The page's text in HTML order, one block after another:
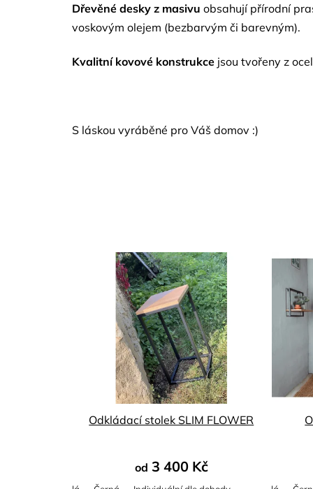
Dřevěné desky z masivu obsahují přírodní
voskovým olejem (bezbarvým či barevným).
Kvalitní kovové konstrukce jsou tvořeny z
S láskou vyráběné pro Váš domov :)
Odkládací stolek SLIM FLOWER
od 3 400 Kč